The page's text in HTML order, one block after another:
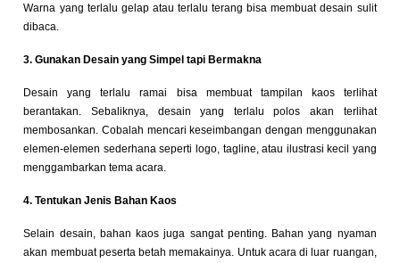
Warna yang terlalu gelap atau terlalu terang bisa membuat desain sulit
dibaca.
3. Gunakan Desain yang Simpel tapi Bermakna
Desain yang terlalu ramai bisa membuat tampilan kaos terlihat
berantakan. Sebaliknya, desain yang terlalu polos akan terlihat
membosankan. Cobalah mencari keseimbangan dengan menggunakan
elemen-elemen sederhana seperti logo, tagline, atau ilustrasi kecil yang
menggambarkan tema acara.
4. Tentukan Jenis Bahan Kaos
Selain desain, bahan kaos juga sangat penting. Bahan yang nyaman
akan membuat peserta betah memakainya. Untuk acara di luar ruangan,